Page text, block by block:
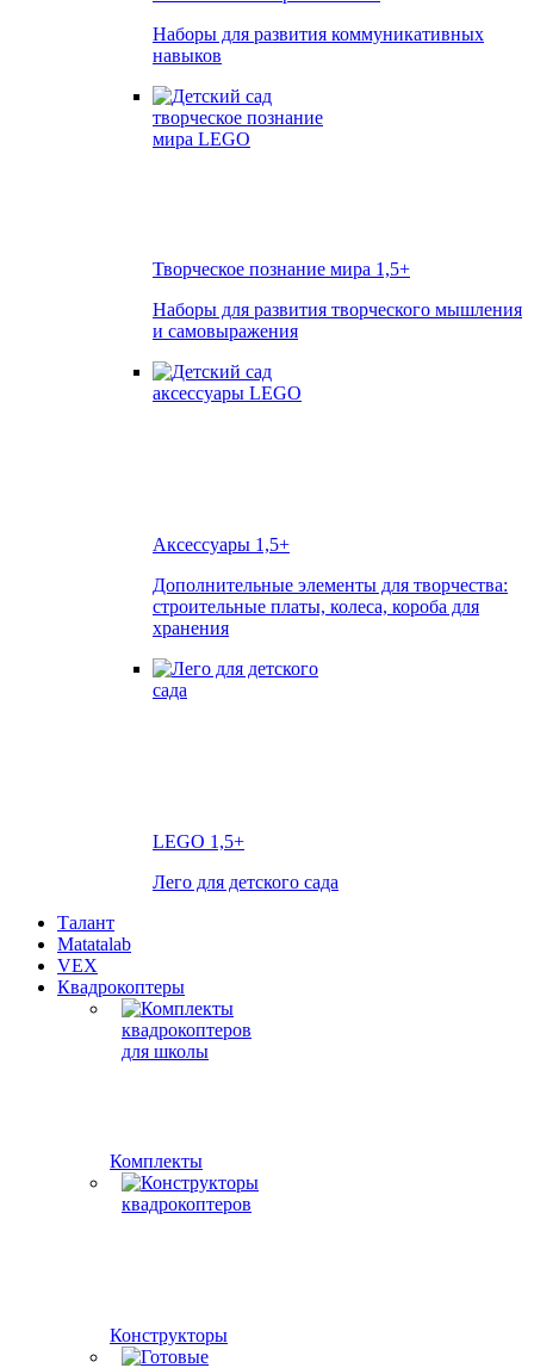
Наборы для развития коммуникативных
навыков
Творческое познание мира 1,5+
Наборы для развития творческого мышления
и самовыражения
Аксессуары 1,5+
Дополнительные элементы для творчества:
строительные платы, колеса, короба для
хранения
LEGO 1,5+
Лего для детского сада
Талант
Matatalab
VEX
Квадрокоптеры
Комплекты
Конструкторы